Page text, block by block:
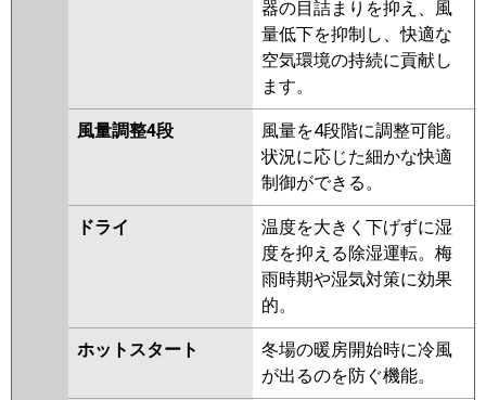
RCB-GP56RGHJ8 RCB-
GP56RGHJ7 RCB-GP56RGHJ6
RCB-GP56RGHJ5 RCB-
GP56RGHJ4 RCB-AP56GHJ7
RCB-GP56RGHJ3 RCB-
GP56RGHJ2
FDRZ565HKA5SA-ca
FDRZ565HKA5SA-sil
FDRZ565HK5SA-ca
FDRZ565HK5SA-sil
FDRZ565HK5S-ca FDRZ565HK5S-
FDRZ565HK5S-canvas
FDRZ565HK5S-silent
PA-P56F7SGNB PA-P56F7SGB
器の目詰まりを抑え、風
量低下を抑制し、快適な
空気環境の持続に貢献し
ます。
風量調整4段
風量を4段階に調整可能。
状況に応じた細かな快適
制御ができる。
ドライ
温度を大きく下げずに湿
度を抑える除湿運転。梅
雨時期や湿気対策に効果
的。
ホットスタート
冬場の暖房開始時に冷風
が出るのを防ぐ機能。